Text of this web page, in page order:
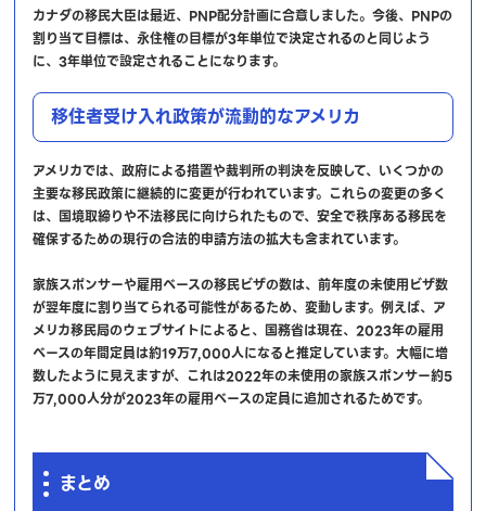
カナダの移民大臣は最近、PNP配分計画に合意しました。今後、PNPの
割り当て目標は、永住権の目標が3年単位で決定されるのと同じよう
に、3年単位で設定されることになります。
移住者受け入れ政策が流動的なアメリカ
アメリカでは、政府による措置や裁判所の判決を反映して、いくつかの
主要な移民政策に継続的に変更が行われています。これらの変更の多く
は、国境取締りや不法移民に向けられたもので、安全で秩序ある移民を
確保するための現行の合法的申請方法の拡大も含まれています。
家族スポンサーや雇用ベースの移民ビザの数は、前年度の未使用ビザ数
が翌年度に割り当てられる可能性があるため、変動します。例えば、ア
メリカ移民局のウェブサイトによると、国務省は現在、2023年の雇用
ベースの年間定員は約19万7,000人になると推定しています。大幅に増
数したように見えますが、これは2022年の未使用の家族スポンサー約5
万7,000人分が2023年の雇用ベースの定員に追加されるためです。
まとめ